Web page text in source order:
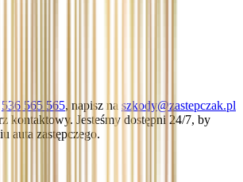
536 565 565, napisz na szkody@zastepczak.pl
kontaktowy. Jesteśmy dostępni 24/7, by
auta zastępczego.